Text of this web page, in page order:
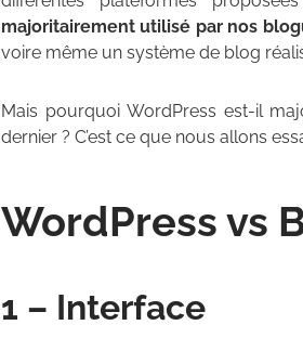
majoritairement utilisé par nos
voire même un système de blog
Mais pourquoi WordPress est-il
dernier ? C’est ce que nous allons
WordPress vs
1 – Interface